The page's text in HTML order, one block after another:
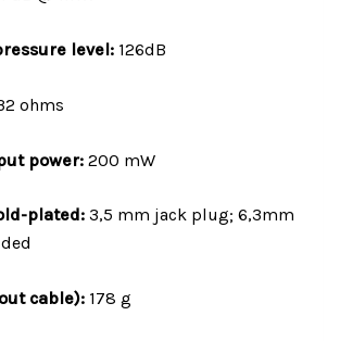
level: 126dB
ohms
power: 200 mW
plated:3,5 mm jack plug; 6,3mm
cable):178 g